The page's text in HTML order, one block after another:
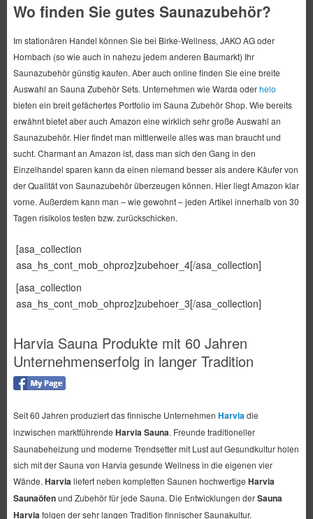
Wo finden Sie gutes Saunazubehör?
Im stationären Handel können Sie bei Birke-Wellness, JAKO AG oder
Hornbach (so wie auch in nahezu jedem anderen Baumarkt) Ihr
Saunazubehör günstig kaufen. Aber auch online finden Sie eine breite
Auswahl an Sauna Zubehör Sets. Unternehmen wie Warda oderhelo
bieten ein breit gefächertes Portfolio im Sauna Zubehör Shop. Wie bereits
erwähnt bietet aber auch Amazon eine wirklich sehr große Auswahl an
Saunazubehör. Hier findet man mittlerweile alles was man braucht und
sucht. Charmant an Amazon ist, dass man sich den Gang in den
Einzelhandel sparen kann da einen niemand besser als andere Käufer von
der Qualität von Saunazubehör überzeugen können. Hier liegt Amazon klar
vorne. Außerdem kann man – wie gewohnt – jeden Artikel innerhalb von 30
Tagen risikolos testen bzw. zurückschicken.
[asa_collection
asa_hs_cont_mob_ohproz]zubehoer_4[/asa_collection]
[asa_collection
asa_hs_cont_mob_ohproz]zubehoer_3[/asa_collection]
Harvia Sauna Produkte mit 60 Jahren
Unternehmenserfolg in langer Tradition
Seit 60 Jahren produziert das finnische Unternehmen Harvia die
inzwischen marktführende Harvia Sauna. Freunde traditioneller
Saunabeheizung und moderne Trendsetter mit Lust auf Gesundkultur holen
sich mit der Sauna von Harvia gesunde Wellness in die eigenen vier
Wände. Harvia liefert neben kompletten Saunen hochwertige Harvia
Saunaöfenund Zubehör für jede Sauna. Die Entwicklungen derSauna
Harvia folgen der sehr langen Tradition finnischer Saunakultur.